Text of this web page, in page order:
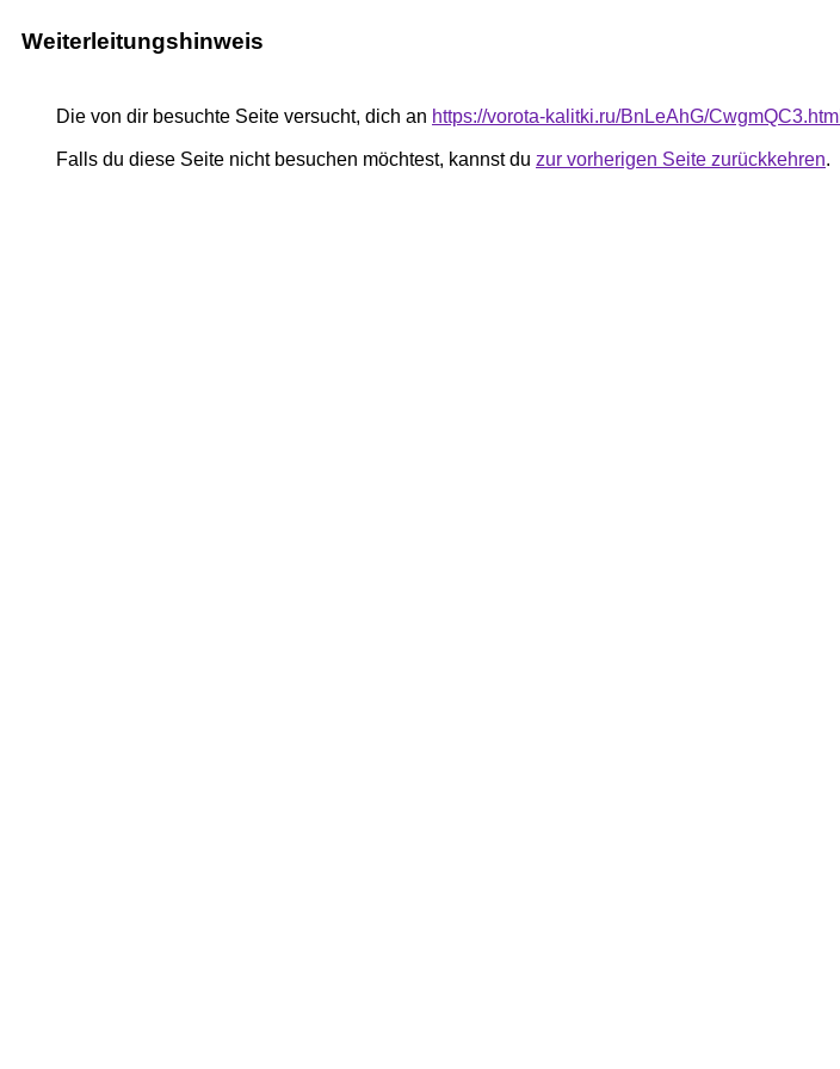
Weiterleitungshinweis
Die von dir besuchte Seite versucht, dich an https://vorota-kalitki.ru/BnLeAhG/CwgmQC3.html
Falls du diese Seite nicht besuchen möchtest, kannst du zur vorherigen Seite zurückkehren.